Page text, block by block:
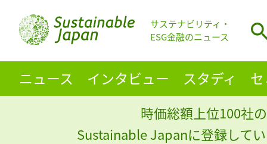
サステナビリティ・
ESG金融のニュース
ニュース インタビュー スタディ
時価総額上位100社
Sustainable Japanに登録して